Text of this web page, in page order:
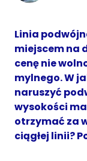
Linia
miejscem na
cenę nie
mylnego. W
naruszyć
wysokości
otrzymać za
ciągłej linii?